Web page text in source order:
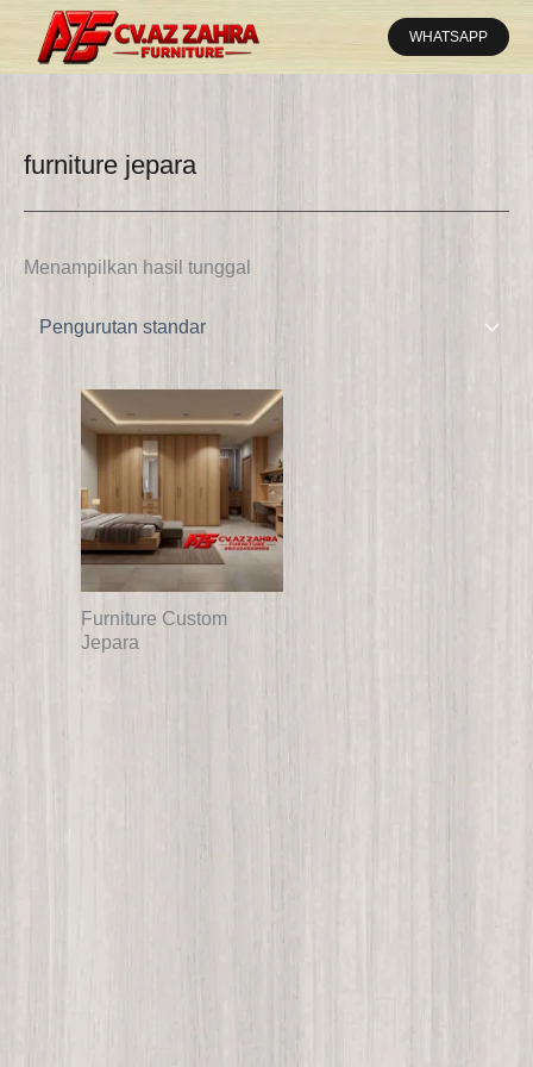
Lewati
WHATSAPP
furniture jepara
Menampilkan hasil tunggal
Furniture Custom
Jepara